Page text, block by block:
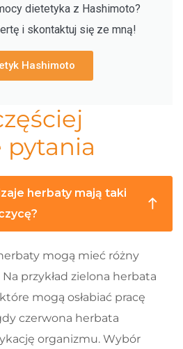
dietetyka z Hashimoto?
i skontaktuj się ze mną!
Hashimoto
pytania​
herbaty mają taki
mogą mieć różny
przykład zielona herbata
mogą osłabiać pracę
czerwona herbata
organizmu. Wybór